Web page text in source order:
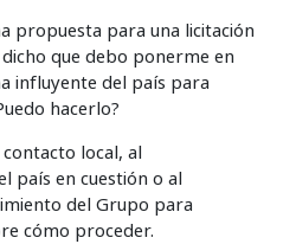
propuesta para una licitación
que debo ponerme en
influyente del país para
hacerlo?
local, al
país en cuestión o al
del Grupo para
cómo proceder.